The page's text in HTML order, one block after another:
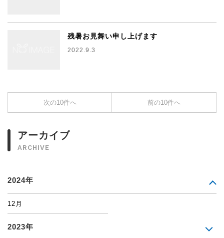
残暑お見舞い申し上げます
2022.9.3
次の10件へ 前の10件へ
アーカイブ
ARCHIVE
2024年
12月
2023年